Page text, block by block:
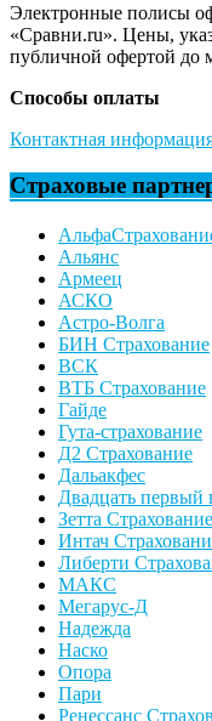
Электронные полисы
«Сравни.ru». Цены,
публичной офертой до
Способы оплаты
Контактная
Страховые
Альянс
Армеец
АСКО
Астро-Волга
БИН Страхование
ВСК
ВТБ Страхование
Гайде
Гута-страхование
Д2 Страхование
Дальакфес
Двадцать первый
Зетта Страхование
Интач
Либерти
МАКС
Мегарус-Д
Надежда
Наско
Опора
Пари
Ренессанс